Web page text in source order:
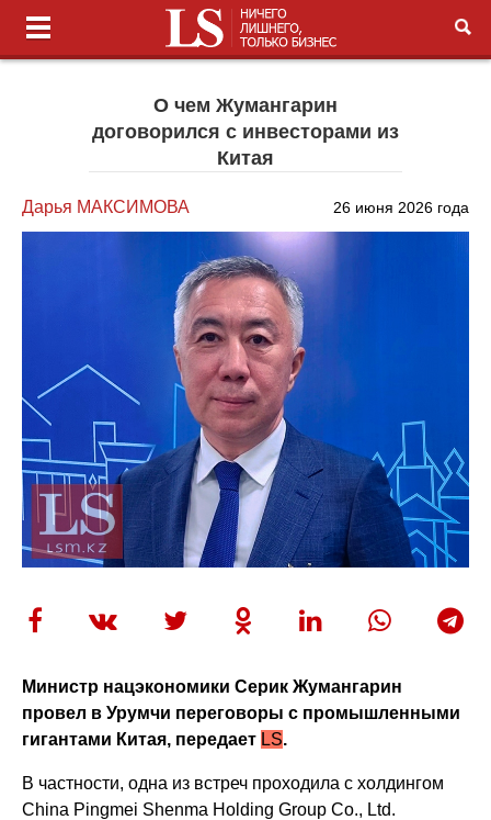
О чем Жумангарин
договорился с инвесторами из
Китая
Дарья МАКСИМОВА 26 июня 2026 года
Министр нацэкономики Серик Жумангарин
провел в Урумчи переговоры с промышленными
гигантами Китая, передает LS.
В частности, одна из встреч проходила с холдингом
China Pingmei Shenma Holding Group Co., Ltd.